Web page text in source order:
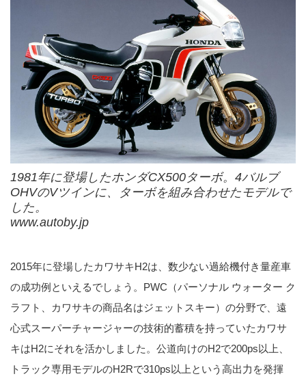
1981年に登場したホンダCX500ターボ。4バルブ
OHVのVツインに、ターボを組み合わせたモデルで
した。
www.autoby.jp
2015年に登場したカワサキH2は、数少ない過給機付き量産車
の成功例といえるでしょう。PWC（パーソナル ウォーター ク
ラフト、カワサキの商品名はジェットスキー）の分野で、遠
心式スーパーチャージャーの技術的蓄積を持っていたカワサ
キはH2にそれを活かしました。公道向けのH2で200ps以上、
トラック専用モデルのH2Rで310ps以上という高出力を発揮